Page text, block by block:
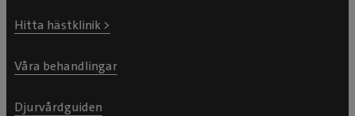
Hitta hästklinik >
Våra behandlingar
Djurvårdguiden